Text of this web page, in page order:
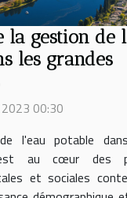
la gestion de
les grandes
2023 00:30
l'eau potable
au cœur des
et sociales